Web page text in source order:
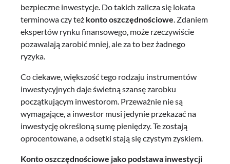
bezpieczne inwestycje. Do takich zalicza się lokata
terminowa czy też konto oszczędnościowe. Zdaniem
ekspertów rynku finansowego, może rzeczywiście
pozawalają zarobić mniej, ale za to bez żadnego
ryzyka.
Co ciekawe, większość tego rodzaju instrumentów
inwestycyjnych daje świetną szansę zarobku
początkującym inwestorom. Przeważnie nie są
wymagające, a inwestor musi jedynie przekazać na
inwestycję określoną sumę pieniędzy. Te zostają
oprocentowane, a odsetki stają się czystym zyskiem.
Konto oszczędnościowe jako podstawa inwestycji